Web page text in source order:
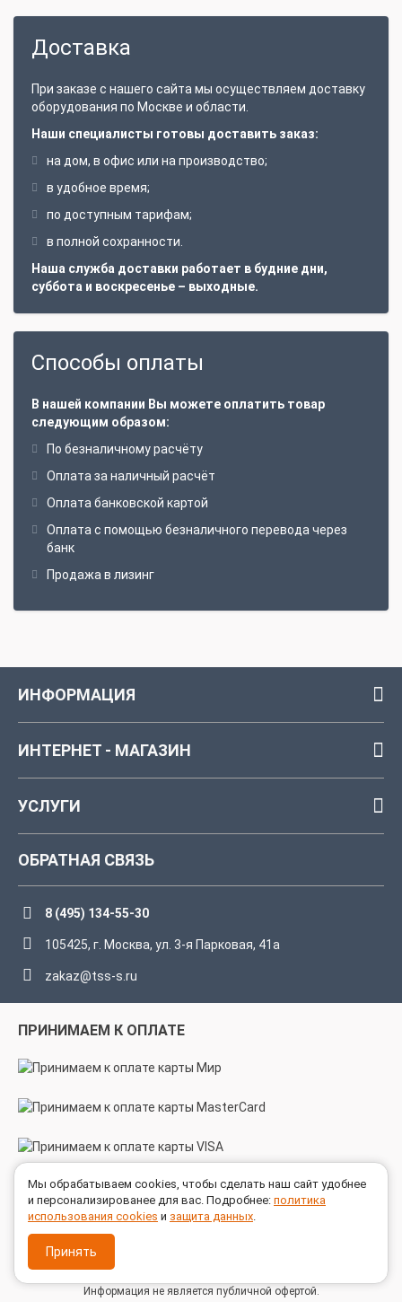
Доставка
При заказе с нашего сайта мы осуществляем доставку
оборудования по Москве и области.
Наши специалисты готовы доставить заказ:
на дом, в офис или на производство;
в удобное время;
по доступным тарифам;
в полной сохранности.
Наша служба доставки работает в будние дни,
суббота и воскресенье – выходные.
Способы оплаты
В нашей компании Вы можете оплатить товар
следующим образом:
По безналичному расчёту
Оплата за наличный расчёт
Оплата банковской картой
Оплата с помощью безналичного перевода через
банк
Продажа в лизинг
ИНФОРМАЦИЯ
ИНТЕРНЕТ - МАГАЗИН
УСЛУГИ
ОБРАТНАЯ СВЯЗЬ
8 (495) 134-55-30
105425, г. Москва, ул. 3-я Парковая, 41а
zakaz@tss-s.ru
ПРИНИМАЕМ К ОПЛАТЕ
МЫ В СОЦСЕТЯХ
Информация не является публичной офертой.
Мы обрабатываем cookies, чтобы сделать наш сайт удобнее
и персонализированее для вас. Подробнее: политика
использования cookies и защита данных.
Принять